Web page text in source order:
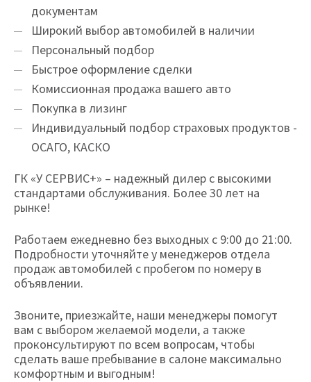
документам
Широкий выбор автомобилей в наличии
Персональный подбор
Быстрое оформление сделки
Комиссионная продажа вашего авто
Покупка в лизинг
Индивидуальный подбор страховых продуктов -
ОСАГО, КАСКО
ГК «У СЕРВИС+» – надежный дилер с высокими
стандартами обслуживания. Более 30 лет на
рынке!
Работаем ежедневно без выходных с 9:00 до 21:00.
Подробности уточняйте у менеджеров отдела
продаж автомобилей с пробегом по номеру в
объявлении.
Звоните, приезжайте, наши менеджеры помогут
вам с выбором желаемой модели, а также
проконсультируют по всем вопросам, чтобы
сделать ваше пребывание в салоне максимально
комфортным и выгодным!